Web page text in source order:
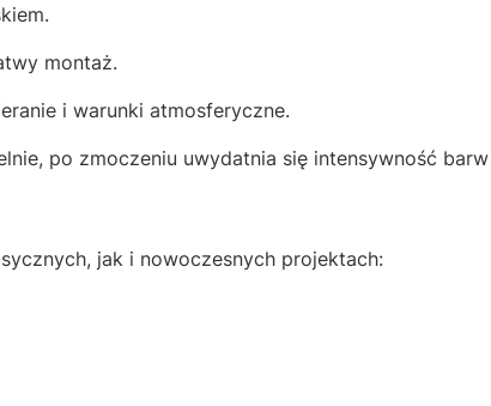
montaż.
i warunki atmosferyczne.
po zmoczeniu uwydatnia się intensywność barw
jak i nowoczesnych projektach: